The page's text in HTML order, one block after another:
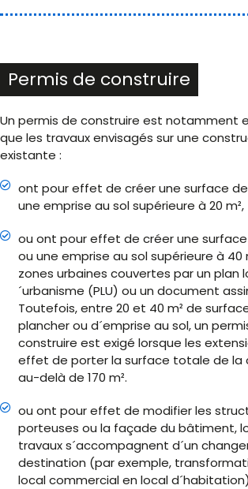
Permis de construire
Un permis de construire est notamment
que les travaux envisagés sur une
existante :
ont pour effet de créer une surface
une emprise au sol supérieure à 20 m²,
ou ont pour effet de créer une
ou une emprise au sol supérieure à 40
zones urbaines couvertes par un plan
´urbanisme (PLU) ou un document
Toutefois, entre 20 et 40 m² de
plancher ou d´emprise au sol, un
construire est exigé lorsque les
effet de porter la surface totale de la
au-delà de 170 m².
ou ont pour effet de modifier les
porteuses ou la façade du bâtiment,
travaux s´accompagnent d´un
destination (par exemple,
local commercial en local